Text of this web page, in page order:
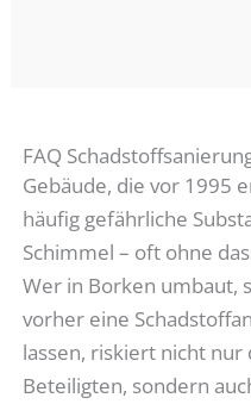
FAQ
Gebäude, die vor 1995
häufig gefährliche
Schimmel – oft ohne
Wer in Borken umbaut,
vorher eine
lassen, riskiert nicht
Beteiligten, sondern